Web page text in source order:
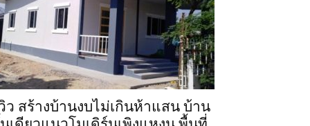
ว สร้างบ้านงบไม่เกินห้าแสน บ้าน